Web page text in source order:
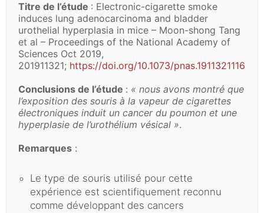
Titre de l’étude : Electronic-cigarette smoke
induces lung adenocarcinoma and bladder
urothelial hyperplasia in mice – Moon-shong Tang
et al – Proceedings of the National Academy of
Sciences Oct 2019,
201911321; https://doi.org/10.1073/pnas.1911321116
Conclusions de l’étude : « nous avons montré que
l’exposition des souris à la vapeur de cigarettes
électroniques induit un cancer du poumon et une
hyperplasie de l’urothélium vésical ».
Remarques :
Le type de souris utilisé pour cette
expérience est scientifiquement reconnu
comme développant des cancers